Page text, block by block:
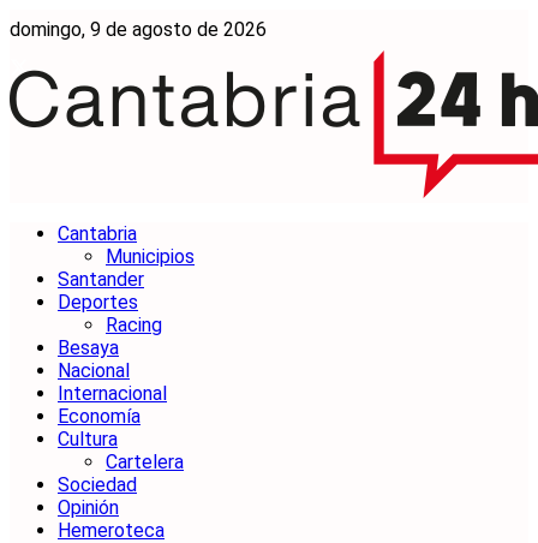
domingo, 9 de agosto de 2026
Cantabria
Municipios
Santander
Deportes
Racing
Besaya
Nacional
Internacional
Economía
Cultura
Cartelera
Sociedad
Opinión
Hemeroteca